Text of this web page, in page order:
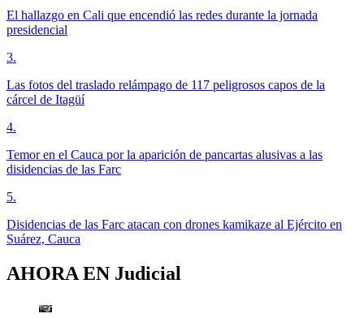
El hallazgo en Cali que encendió las redes durante la jornada
presidencial
3.
Las fotos del traslado relámpago de 117 peligrosos capos de la
cárcel de Itagüí
4.
Temor en el Cauca por la aparición de pancartas alusivas a las
disidencias de las Farc
5.
Disidencias de las Farc atacan con drones kamikaze al Ejército en
Suárez, Cauca
AHORA EN Judicial